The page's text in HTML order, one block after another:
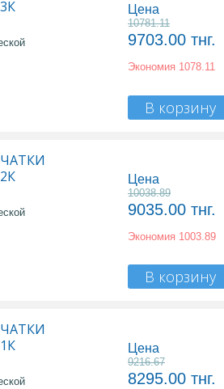
Цена
10781.11
9703.00 тнг.
Экономия 1078.11
В корзину
Цена
10038.89
9035.00 тнг.
Экономия 1003.89
В корзину
Цена
9216.67
8295.00 тнг.